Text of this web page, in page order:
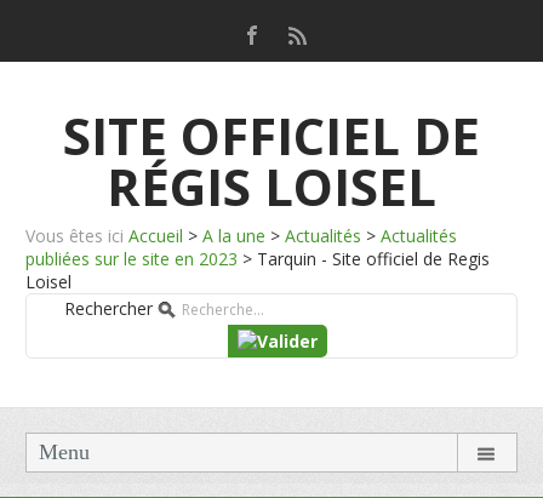
SITE OFFICIEL DE
RÉGIS LOISEL
Vous êtes ici Accueil > A la une > Actualités > Actualités
publiées sur le site en 2023 > Tarquin - Site officiel de Regis
Loisel
Rechercher
Menu